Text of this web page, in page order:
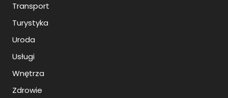
Transport
Turystyka
Uroda
Usługi
Wnętrza
Zdrowie